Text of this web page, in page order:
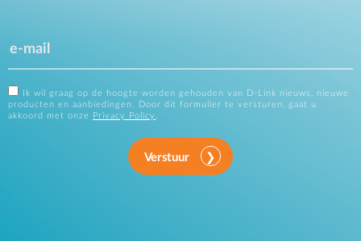
Ik wil graag op de hoogte worden gehouden van D-Link nieuws, nieuwe
producten en aanbiedingen. Door dit formulier te versturen, gaat u
akkoord met onze
Privacy Policy .
Verstuur